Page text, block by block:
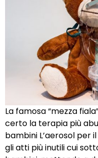
La famosa “mezza
certo la terapia più
bambini L’aerosol
gli atti più inutili cui